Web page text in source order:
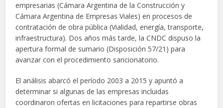
empresarias (Cámara Argentina de la Construcción y
Cámara Argentina de Empresas Viales) en procesos de
contratación de obra pública (Vialidad, energía, transporte,
infraestructura). Dos años más tarde, la CNDC dispuso la
apertura formal de sumario (Disposición 57/21) para
avanzar con el procedimiento sancionatorio.
El análisis abarcó el período 2003 a 2015 y apuntó a
determinar si algunas de las empresas incluidas
coordinaron ofertas en licitaciones para repartirse obras